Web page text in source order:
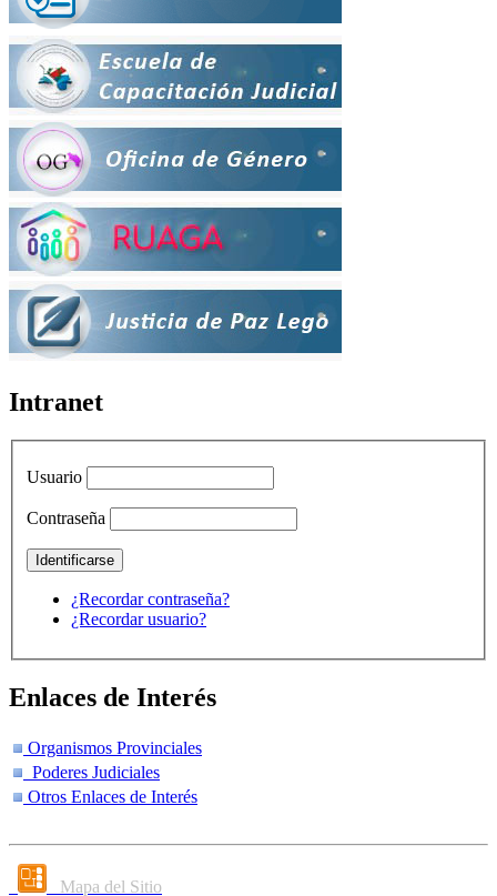
Intranet
Usuario
Contraseña
¿Recordar contraseña?
¿Recordar usuario?
Enlaces de Interés
Organismos Provinciales
Poderes Judiciales
Otros Enlaces de Interés
Mapa del Sitio